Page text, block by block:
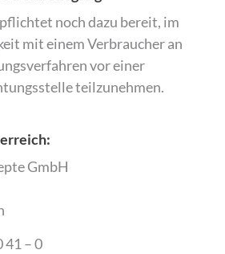
noch dazu bereit, im
mit einem Verbraucher an
vor einer
teilzunehmen.
GmbH
41 – 0